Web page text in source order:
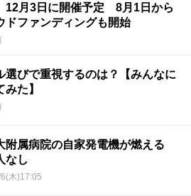
月3日に開催予定 8月1日から
ドファンディングも開始
選びで重視するのは？【みんなに
みた】
附属病院の自家発電機が燃える
なし
木)17:05